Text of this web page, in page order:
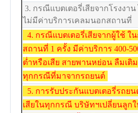
3. กรณีแบตเตอรี่เสียจากโรงงา
ไม่มีค่าบริการเคลมนอกสถานที่
4. กรณีแบตเตอรี่เสียจากผู้ใช้ ใ
สถานที่ 1 ครั้ง มีค่าบริการ 400-
ต่ำหรือเสีย สายพานหย่อน ลืมเติ
ทุกกรณีที่มาจากรถยนต์
5. การรับประกันแบตเตอรี่รถยน
เสียในทุกกรณี บริษัทฯเปลี่ยนลูก